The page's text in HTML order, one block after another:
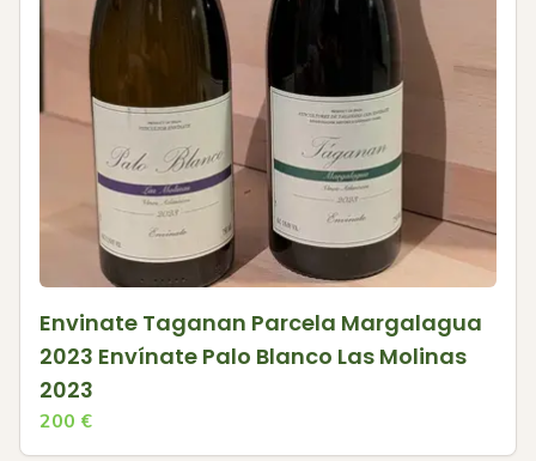
Envinate Taganan Parcela Margalagua
2023 Envínate Palo Blanco Las Molinas
2023
200 €